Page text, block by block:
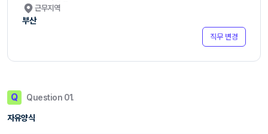
근무지역
부산
직무 변경
Q Question 01.
자유양식